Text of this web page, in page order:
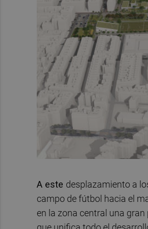
A este desplazamiento a
campo de fútbol hacia el
en la zona central una